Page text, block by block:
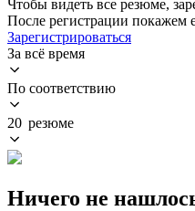
Чтобы видеть все резюме,
После регистрации покажем
Зарегистрироваться
За всё время
По соответствию
20 резюме
Ничего не